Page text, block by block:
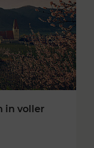
in voller